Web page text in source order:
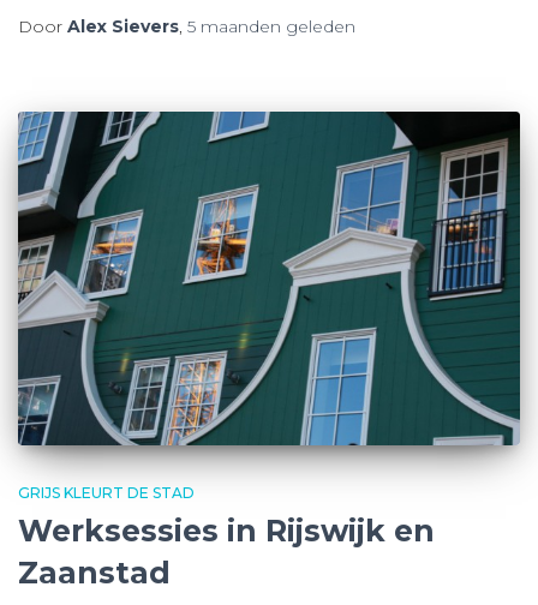
Door Alex Sievers, 5 maanden geleden
GRIJS KLEURT DE STAD
Werksessies in Rijswijk en
Zaanstad